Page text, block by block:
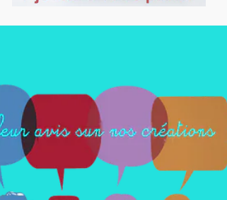
Les ptits bidous
chemin des meuniers 7
5530 Godinne
(uniquement sur rendez-vous)